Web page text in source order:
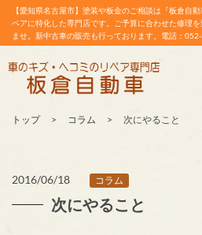
【愛知県名古屋市】塗装や板金のご相談は『板倉自
ペアに特化した専門店です。ご予算に合わせた修理
ませ。新中古車の販売も行っております。電話：
トップ コラム 次にやること
2016/06/18 コラム
次にやること